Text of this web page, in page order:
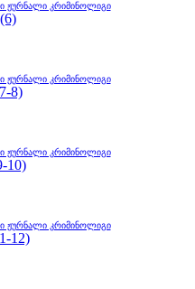
ჟურნალი კრიმინოლიგი
ჟურნალი კრიმინოლიგი
8)
ჟურნალი კრიმინოლიგი
10)
ჟურნალი კრიმინოლიგი
12)